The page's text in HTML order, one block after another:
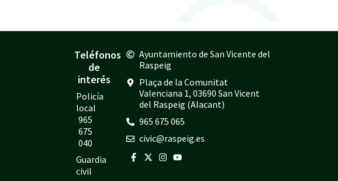
Teléfonos
de
interés
Policía
local
965
675
040
Guardia
civil
Ayuntamiento de San Vicente del
Raspeig
Plaça de la Comunitat
Valenciana 1, 03690 San Vicent
del Raspeig (Alacant)
965 675 065
civic@raspeig.es